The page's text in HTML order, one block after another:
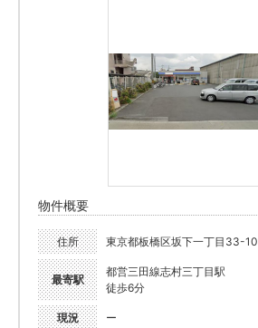
物件概要
住所 東京都板橋区坂下一丁目33-10
最寄駅
都営三田線志村三丁目駅
徒歩6分
現況 ー